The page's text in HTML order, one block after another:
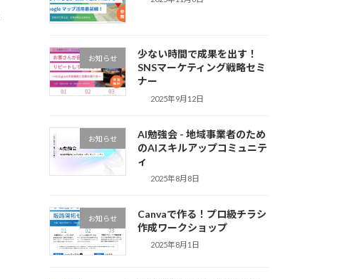
お知らせ
少ない時間で成果を出す！
SNSマーケティング戦略セミ
ナー
2025年9月12日
お知らせ
AI勉強会 - 地域事業者のため
のAIスキルアップコミュニテ
ィ
2025年8月8日
お知らせ
Canvaで作る！プロ級チラシ
作成ワークショップ
2025年8月1日